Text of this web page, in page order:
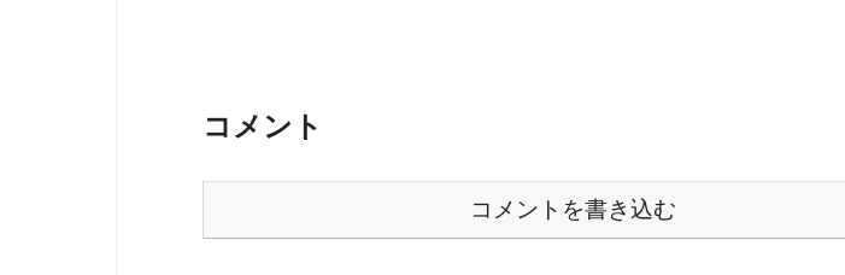
コメント
コメントを書き込む